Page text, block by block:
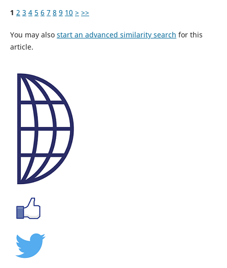
1 2 3 4 5 6 7 8 9 10 > >>
You may also start an advanced similarity search for this
article.